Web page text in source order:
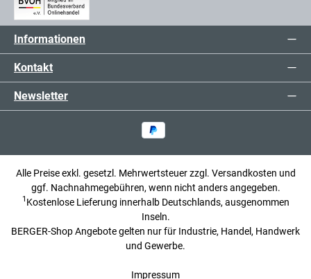
Informationen
Kontakt
Newsletter
Alle Preise exkl. gesetzl. Mehrwertsteuer zzgl. Versandkosten und
ggf. Nachnahmegebühren, wenn nicht anders angegeben.
1 Kostenlose Lieferung innerhalb Deutschlands, ausgenommen
Inseln.
BERGER-Shop Angebote gelten nur für Industrie, Handel, Handwerk
und Gewerbe.
Impressum